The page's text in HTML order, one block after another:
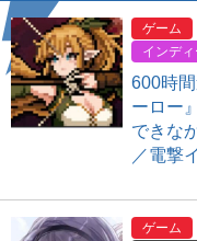
ゲーム
インデ
600時
ーロー
できな
／電撃
ゲーム